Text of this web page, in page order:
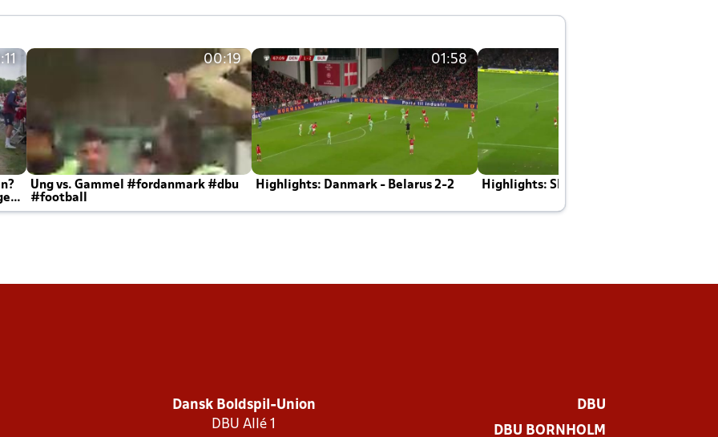
00:19
Ung vs. Gammel #fordanmark #dbu
#football
01:58
Highlights: Danmark - Belarus 2-2 Highlights: Skotland - Danmark 4-2
Dansk Boldspil-Union
DBU Allé 1
DBU
DBU BORNHOLM